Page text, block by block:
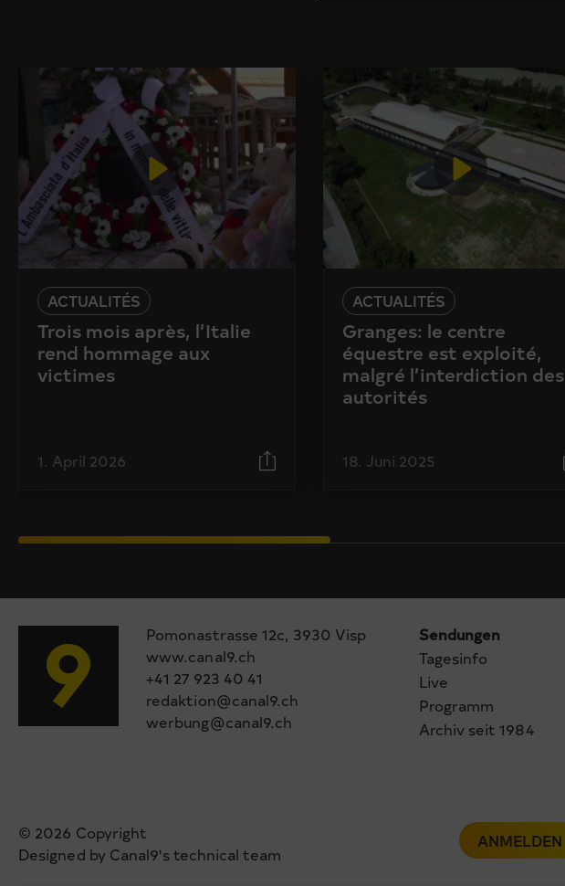
ACTUALITÉS
Trois mois après, l’Italie
rend hommage aux
victimes
1. April 2026
ACTUALITÉS
Granges: le centre
équestre est exploité,
malgré l’interdiction des
autorités
18. Juni 2025
Pomonastrasse 12c, 3930 Visp
www.canal9.ch
+41 27 923 40 41
redaktion@canal9.ch
werbung@canal9.ch
Sendungen
Tagesinfo
Live
Programm
Archiv seit 1984
© 2026 Copyright
Designed by Canal9's technical team
ANMELDEN